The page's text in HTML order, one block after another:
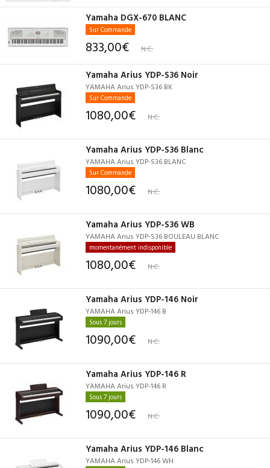
Yamaha DGX-670 BLANC
Sur Commande
833,00€ N.C.
Yamaha Arius YDP-S36 Noir
YAMAHA Arius YDP-S36 BK
Sur Commande
1080,00€ N.C.
Yamaha Arius YDP-S36 Blanc
YAMAHA Arius YDP-S36 BLANC
Sur Commande
1080,00€ N.C.
Yamaha Arius YDP-S36 WB
YAMAHA Arius YDP-S36 BOULEAU BLANC
momentanément indisponible
1080,00€ N.C.
Yamaha Arius YDP-146 Noir
YAMAHA Arius YDP-146 B
Sous 7 jours
1090,00€ N.C.
Yamaha Arius YDP-146 R
YAMAHA Arius YDP-146 R
Sous 7 jours
1090,00€ N.C.
Yamaha Arius YDP-146 Blanc
YAMAHA Arius YDP-146 WH